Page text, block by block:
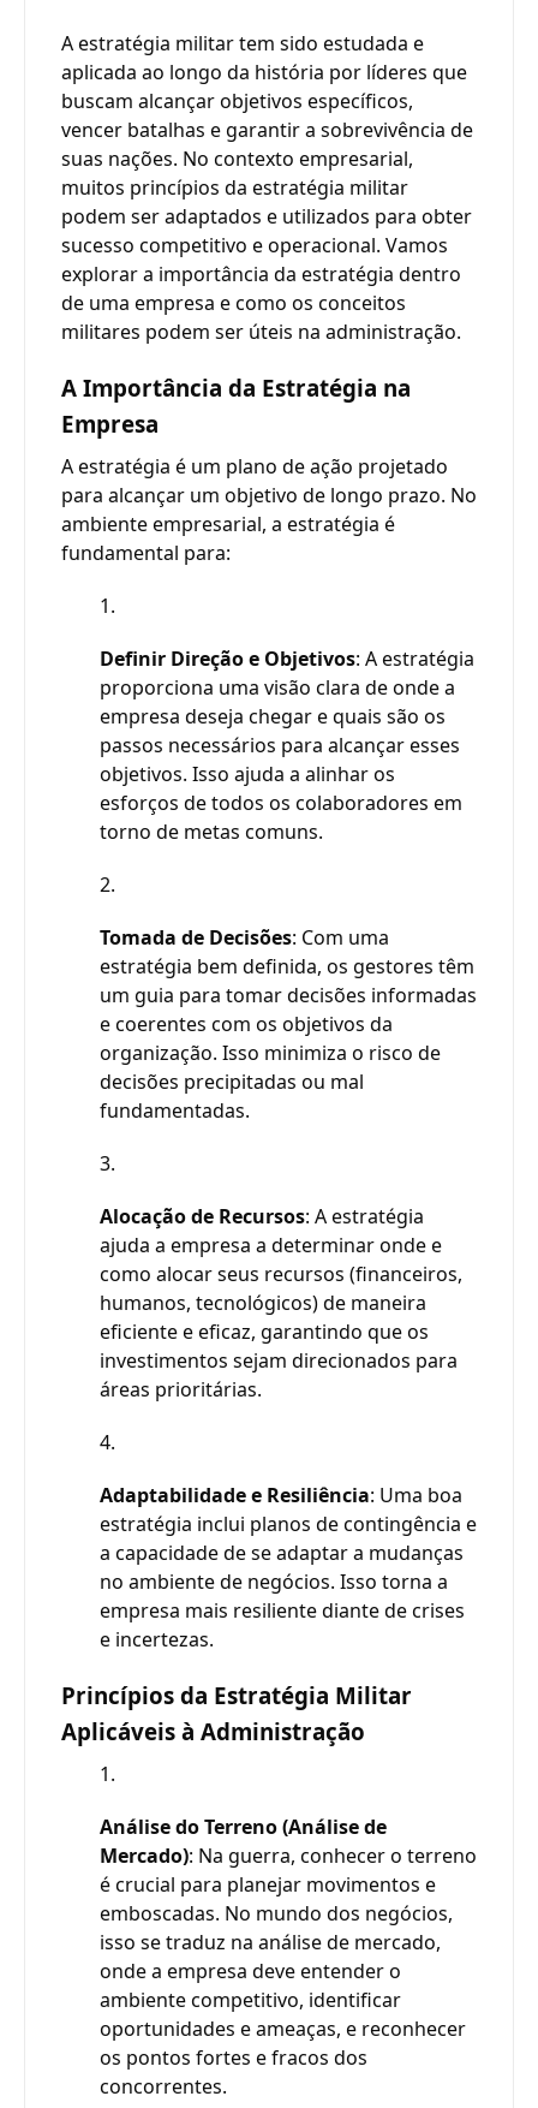
A estratégia militar tem sido estudada e
aplicada ao longo da história por líderes que
buscam alcançar objetivos específicos,
vencer batalhas e garantir a sobrevivência de
suas nações. No contexto empresarial,
muitos princípios da estratégia militar
podem ser adaptados e utilizados para obter
sucesso competitivo e operacional. Vamos
explorar a importância da estratégia dentro
de uma empresa e como os conceitos
militares podem ser úteis na administração.
A Importância da Estratégia na
Empresa
A estratégia é um plano de ação projetado
para alcançar um objetivo de longo prazo. No
ambiente empresarial, a estratégia é
fundamental para:
Definir Direção e Objetivos: A estratégia
proporciona uma visão clara de onde a
empresa deseja chegar e quais são os
passos necessários para alcançar esses
objetivos. Isso ajuda a alinhar os
esforços de todos os colaboradores em
torno de metas comuns.
Tomada de Decisões: Com uma
estratégia bem definida, os gestores têm
um guia para tomar decisões informadas
e coerentes com os objetivos da
organização. Isso minimiza o risco de
decisões precipitadas ou mal
fundamentadas.
Alocação de Recursos: A estratégia
ajuda a empresa a determinar onde e
como alocar seus recursos (financeiros,
humanos, tecnológicos) de maneira
eficiente e eficaz, garantindo que os
investimentos sejam direcionados para
áreas prioritárias.
Adaptabilidade e Resiliência: Uma boa
estratégia inclui planos de contingência e
a capacidade de se adaptar a mudanças
no ambiente de negócios. Isso torna a
empresa mais resiliente diante de crises
e incertezas.
Princípios da Estratégia Militar
Aplicáveis à Administração
Análise do Terreno (Análise de
Mercado): Na guerra, conhecer o terreno
é crucial para planejar movimentos e
emboscadas. No mundo dos negócios,
isso se traduz na análise de mercado,
onde a empresa deve entender o
ambiente competitivo, identificar
oportunidades e ameaças, e reconhecer
os pontos fortes e fracos dos
concorrentes.